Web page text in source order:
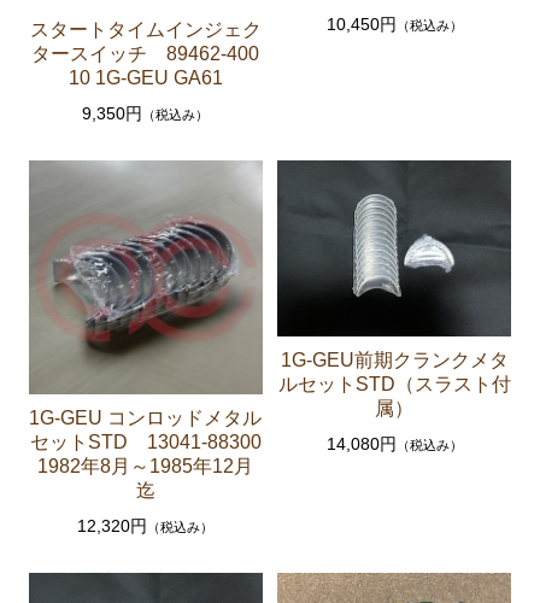
エンジンパーツ 1G-GTEU
エンジンパーツ 1G-GEU前期 1984年8月～1986年8
月迄
エンジンパーツ 1G-GEU後期 1986年8月～1988年8
エンジンパーツ M-TEU
エンジンパーツ（ガスケット類）
エンジンパーツ（マウント 他）
冷却パーツ（ポンプ サーモスタット ファン ファ
ンカップリング ホース類 など）
ブレーキパーツ（マスターシリンダー リペアキッ
ト ホース など）
クラッチパーツ（マスターシリンダー クラッチレリ
ーズシリンダー オーバーホールキット など）
ツ ラックエンド タイロッドエンド など）
スタートタイムインジェク
タースイッチ 89462-400
10 1G-GEU GA61
9,350円 （税込み）
10,450円 （税込み）
1G-GEU コンロッドメタル
セットSTD 13041-88300
1982年8月～1985年12月
迄
12,320円 （税込み）
1G-GEU前期クランクメタ
ルセットSTD（スラスト付
属）
14,080円 （税込み）